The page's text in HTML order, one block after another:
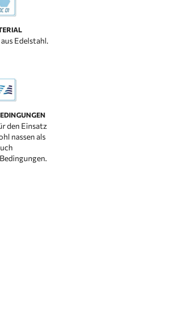
Edelstahl.
den Einsatz
nassen als